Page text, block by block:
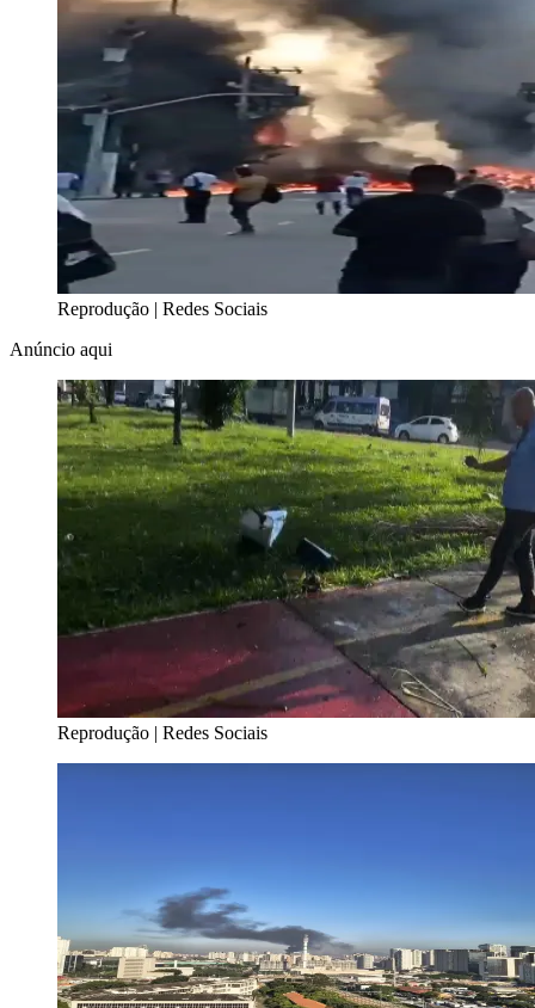
Reprodução | Redes Sociais
Anúncio aqui
Reprodução | Redes Sociais